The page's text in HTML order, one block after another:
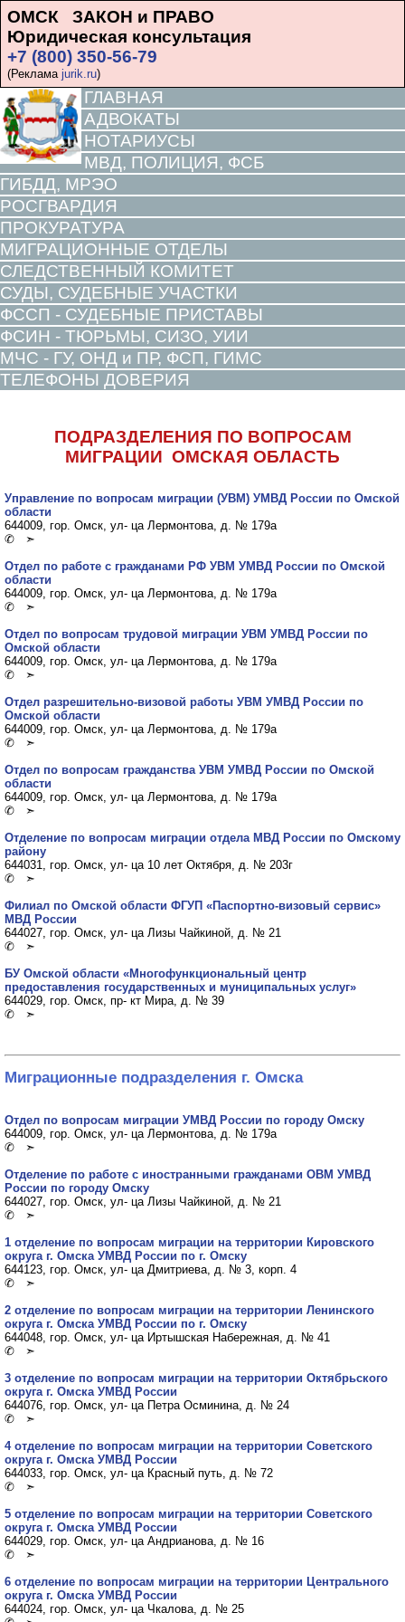
ОМСК ЗАКОН и ПРАВО
Юридическая консультация
+7 (800) 350-56-79
(Реклама jurik.ru)
ГЛАВНАЯ
АДВОКАТЫ
НОТАРИУСЫ
МВД, ПОЛИЦИЯ, ФСБ
ГИБДД, МРЭО
РОСГВАРДИЯ
ПРОКУРАТУРА
МИГРАЦИОННЫЕ ОТДЕЛЫ
СЛЕДСТВЕННЫЙ КОМИТЕТ
СУДЫ, СУДЕБНЫЕ УЧАСТКИ
ФССП - СУДЕБНЫЕ ПРИСТАВЫ
ФСИН - ТЮРЬМЫ, СИЗО, УИИ
МЧС - ГУ, ОНД и ПР, ФСП, ГИМС
ТЕЛЕФОНЫ ДОВЕРИЯ
ПОДРАЗДЕЛЕНИЯ ПО ВОПРОСАМ
МИГРАЦИИ ОМСКАЯ ОБЛАСТЬ
Управление по вопросам миграции (УВМ) УМВД России по Омской
области
644009, гор. Омск, ул- ца Лермонтова, д. № 179а
✆ ➣
Отдел по работе с гражданами РФ УВМ УМВД России по Омской
области
644009, гор. Омск, ул- ца Лермонтова, д. № 179а
✆ ➣
Отдел по вопросам трудовой миграции УВМ УМВД России по
Омской области
644009, гор. Омск, ул- ца Лермонтова, д. № 179а
✆ ➣
Отдел разрешительно-визовой работы УВМ УМВД России по
Омской области
644009, гор. Омск, ул- ца Лермонтова, д. № 179а
✆ ➣
Отдел по вопросам гражданства УВМ УМВД России по Омской
области
644009, гор. Омск, ул- ца Лермонтова, д. № 179а
✆ ➣
Отделение по вопросам миграции отдела МВД России по Омскому
району
644031, гор. Омск, ул- ца 10 лет Октября, д. № 203г
✆ ➣
Филиал по Омской области ФГУП «Паспортно-визовый сервис»
МВД России
644027, гор. Омск, ул- ца Лизы Чайкиной, д. № 21
✆ ➣
БУ Омской области «Многофункциональный центр
предоставления государственных и муниципальных услуг»
644029, гор. Омск, пр- кт Мира, д. № 39
✆ ➣
Миграционные подразделения г. Омска
Отдел по вопросам миграции УМВД России по городу Омску
644009, гор. Омск, ул- ца Лермонтова, д. № 179а
✆ ➣
Отделение по работе с иностранными гражданами ОВМ УМВД
России по городу Омску
644027, гор. Омск, ул- ца Лизы Чайкиной, д. № 21
✆ ➣
1 отделение по вопросам миграции на территории Кировского
округа г. Омска УМВД России по г. Омску
644123, гор. Омск, ул- ца Дмитриева, д. № 3, корп. 4
✆ ➣
2 отделение по вопросам миграции на территории Ленинского
округа г. Омска УМВД России по г. Омску
644048, гор. Омск, ул- ца Иртышская Набережная, д. № 41
✆ ➣
3 отделение по вопросам миграции на территории Октябрьского
округа г. Омска УМВД России
644076, гор. Омск, ул- ца Петра Осминина, д. № 24
✆ ➣
4 отделение по вопросам миграции на территории Советского
округа г. Омска УМВД России
644033, гор. Омск, ул- ца Красный путь, д. № 72
✆ ➣
5 отделение по вопросам миграции на территории Советского
округа г. Омска УМВД России
644029, гор. Омск, ул- ца Андрианова, д. № 16
✆ ➣
6 отделение по вопросам миграции на территории Центрального
округа г. Омска УМВД России
644024, гор. Омск, ул- ца Чкалова, д. № 25